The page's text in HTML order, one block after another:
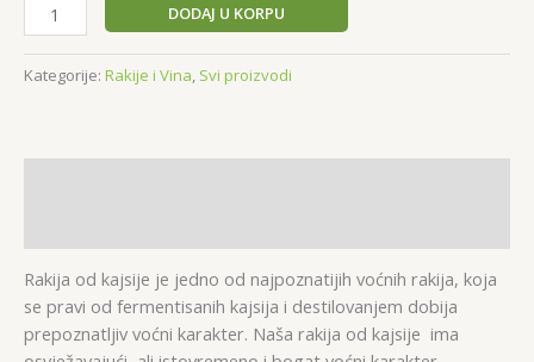
DODAJ U KORPU
Kategorije: Rakije i Vina, Svi proizvodi
Rakija od kajsije je jedno od najpoznatijih voćnih rakija, koja
se pravi od fermentisanih kajsija i destilovanjem dobija
prepoznatljiv voćni karakter. Naša rakija od kajsije ima